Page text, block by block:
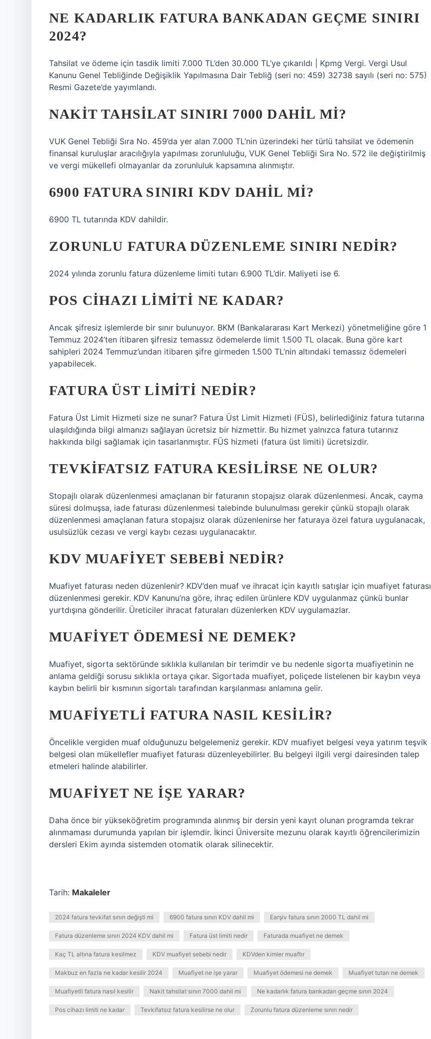
NE KADARLIK FATURA BANKADAN GEÇME SINIRI
2024?
Tahsilat ve ödeme için tasdik limiti 7.000 TL’den 30.000 TL’ye çıkarıldı | Kpmg Vergi. Vergi Usul
Kanunu Genel Tebliğinde Değişiklik Yapılmasına Dair Tebliğ (seri no: 459) 32738 sayılı (seri no: 575)
Resmi Gazete’de yayımlandı.
NAKIT TAHSILAT SINIRI 7000 DAHIL MI?
VUK Genel Tebliği Sıra No. 459’da yer alan 7.000 TL’nin üzerindeki her türlü tahsilat ve ödemenin
finansal kuruluşlar aracılığıyla yapılması zorunluluğu, VUK Genel Tebliği Sıra No. 572 ile değiştirilmiş
ve vergi mükellefi olmayanlar da zorunluluk kapsamına alınmıştır.
6900 FATURA SINIRI KDV DAHIL MI?
6900 TL tutarında KDV dahildir.
ZORUNLU FATURA DÜZENLEME SINIRI NEDIR?
2024 yılında zorunlu fatura düzenleme limiti tutarı 6.900 TL’dir. Maliyeti ise 6.
POS CIHAZI LIMITI NE KADAR?
Ancak şifresiz işlemlerde bir sınır bulunuyor. BKM (Bankalararası Kart Merkezi) yönetmeliğine göre 1
Temmuz 2024’ten itibaren şifresiz temassız ödemelerde limit 1.500 TL olacak. Buna göre kart
sahipleri 2024 Temmuz’undan itibaren şifre girmeden 1.500 TL’nin altındaki temassız ödemeleri
yapabilecek.
FATURA ÜST LIMITI NEDIR?
Fatura Üst Limit Hizmeti size ne sunar? Fatura Üst Limit Hizmeti (FÜS), belirlediğiniz fatura tutarına
ulaşıldığında bilgi almanızı sağlayan ücretsiz bir hizmettir. Bu hizmet yalnızca fatura tutarınız
hakkında bilgi sağlamak için tasarlanmıştır. FÜS hizmeti (fatura üst limiti) ücretsizdir.
TEVKIFATSIZ FATURA KESILIRSE NE OLUR?
Stopajlı olarak düzenlenmesi amaçlanan bir faturanın stopajsız olarak düzenlenmesi. Ancak, cayma
süresi dolmuşsa, iade faturası düzenlenmesi talebinde bulunulması gerekir çünkü stopajlı olarak
düzenlenmesi amaçlanan fatura stopajsız olarak düzenlenirse her faturaya özel fatura uygulanacak,
usulsüzlük cezası ve vergi kaybı cezası uygulanacaktır.
KDV MUAFIYET SEBEBI NEDIR?
Muafiyet faturası neden düzenlenir? KDV’den muaf ve ihracat için kayıtlı satışlar için muafiyet faturası
düzenlenmesi gerekir. KDV Kanunu’na göre, ihraç edilen ürünlere KDV uygulanmaz çünkü bunlar
yurtdışına gönderilir. Üreticiler ihracat faturaları düzenlerken KDV uygulamazlar.
MUAFIYET ÖDEMESI NE DEMEK?
Muafiyet, sigorta sektöründe sıklıkla kullanılan bir terimdir ve bu nedenle sigorta muafiyetinin ne
anlama geldiği sorusu sıklıkla ortaya çıkar. Sigortada muafiyet, poliçede listelenen bir kaybın veya
kaybın belirli bir kısmının sigortalı tarafından karşılanması anlamına gelir.
MUAFIYETLI FATURA NASIL KESILIR?
Öncelikle vergiden muaf olduğunuzu belgelemeniz gerekir. KDV muafiyet belgesi veya yatırım teşvik
belgesi olan mükellefler muafiyet faturası düzenleyebilirler. Bu belgeyi ilgili vergi dairesinden talep
etmeleri halinde alabilirler.
MUAFIYET NE IŞE YARAR?
Daha önce bir yükseköğretim programında alınmış bir dersin yeni kayıt olunan programda tekrar
alınmaması durumunda yapılan bir işlemdir. İkinci Üniversite mezunu olarak kayıtlı öğrencilerimizin
dersleri Ekim ayında sistemden otomatik olarak silinecektir.
Tarih: Makaleler
2024 fatura tevkifat sınırı değişti mi 6900 fatura sınırı KDV dahil mi Earşiv fatura sınırı 2000 TL dahil mi
Fatura düzenleme sınırı 2024 KDV dahil mi Fatura üst limiti nedir Faturada muafiyet ne demek
Kaç TL altına fatura kesilmez KDV muafiyet sebebi nedir KDVden kimler muaftır
Makbuz en fazla ne kadar kesilir 2024 Muafiyet ne işe yarar Muafiyet ödemesi ne demek Muafiyet tutarı ne demek
Muafiyetli fatura nasıl kesilir Nakit tahsilat sınırı 7000 dahil mi Ne kadarlık fatura bankadan geçme sınırı 2024
Pos cihazı limiti ne kadar Tevkifatsız fatura kesilirse ne olur Zorunlu fatura düzenleme sınırı nedir